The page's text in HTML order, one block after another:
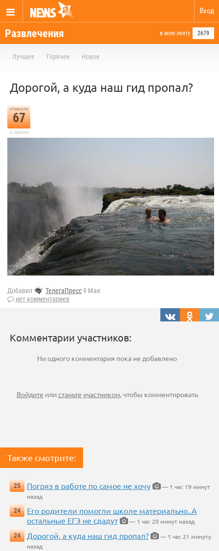
Вход
Развлечения в мою ленту 2679
Лучшее Горячее Новое
Дорогой, а куда наш гид пропал?
отметили
67
в архиве
Добавил ТелегаПресс9 Мая
нет комментариев
Комментарии участников:
Ни одного комментария пока не добавлено
Войдите илистаньте участником, чтобы комментировать
Также смотрите:
25 Погряз в работе по самое не хочу
— 1 час 19 минут
назад
24
Его родители помогли школе материально..А
остальные ЕГЭ не сдадут
— 1 час 20 минут назад
24
Дорогой, а куда наш гид пропал?
— 1 час 21 минуту
назад